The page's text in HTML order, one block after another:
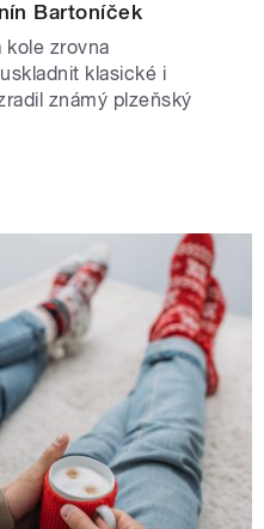
Bartoníček
kole zrovna
klasické i
známý plzeňský